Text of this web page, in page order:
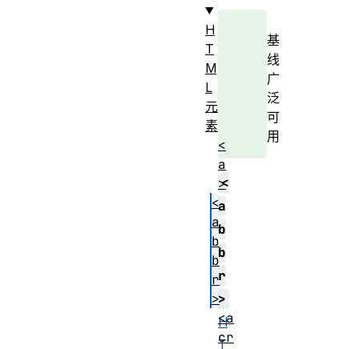
基
线
广
泛
可
用
<
a
b
b
r
>
H
T
H
T
M
L
元
素
<
a
>
<
a
b
b
r
>
<a
cr